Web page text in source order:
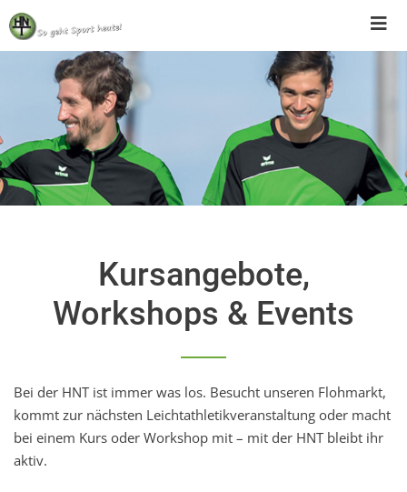
Skip
to
content
Kursangebote,
Workshops & Events
Bei der HNT ist immer was los. Besucht unseren Flohmarkt,
kommt zur nächsten Leichtathletikveranstaltung oder macht
bei einem Kurs oder Workshop mit – mit der HNT bleibt ihr
aktiv.